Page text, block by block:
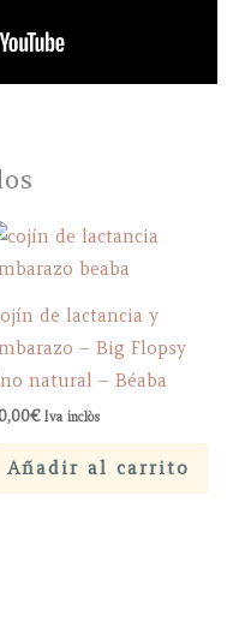
de lactancia y
– Big Flopsy
natural – Béaba
€ Iva inclòs
Añadir al carrito